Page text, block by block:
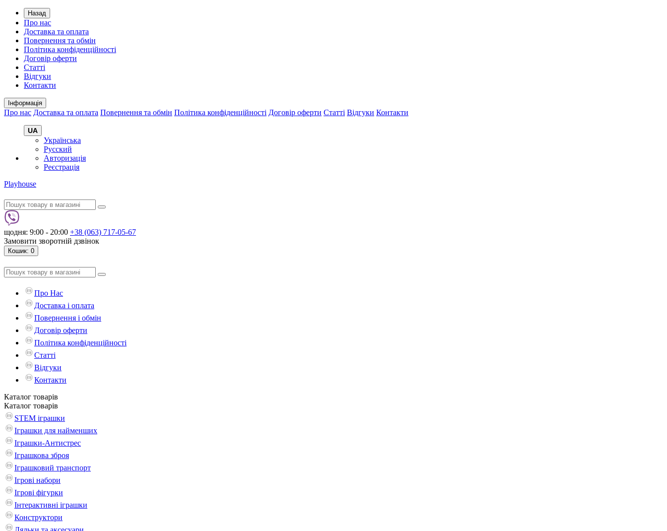
Назад
Про нас
Доставка та оплата
Повернення та обмін
Політика конфіденційності
Договір оферти
Статті
Відгуки
Контакти
Інформація
Про нас Доставка та оплата Повернення та обмін Політика конфіденційності Договір оферти Статті Відгуки Контакти
UA
Українська
Русский
Авторизація
Реєстрація
Playhouse
щодня: 9:00 - 20:00 +38 (063) 717-05-67
Замовити зворотній дзвінок
Кошик: 0
Про Нас
Доставка і оплата
Повернення і обмін
Договір оферти
Політика конфіденційності
Статті
Відгуки
Контакти
Каталог товарів
Каталог товарів
STEM іграшки
Іграшки для найменших
Іграшки-Антистрес
Іграшкова зброя
Іграшковий транспорт
Ігрові набори
Ігрові фігурки
Інтерактивні іграшки
Конструктори